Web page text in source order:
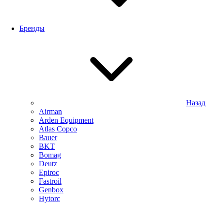
Бренды
Назад
Airman
Arden Equipment
Atlas Сopco
Bauer
BKT
Bomag
Deutz
Epiroc
Fastroil
Genbox
Hytorc